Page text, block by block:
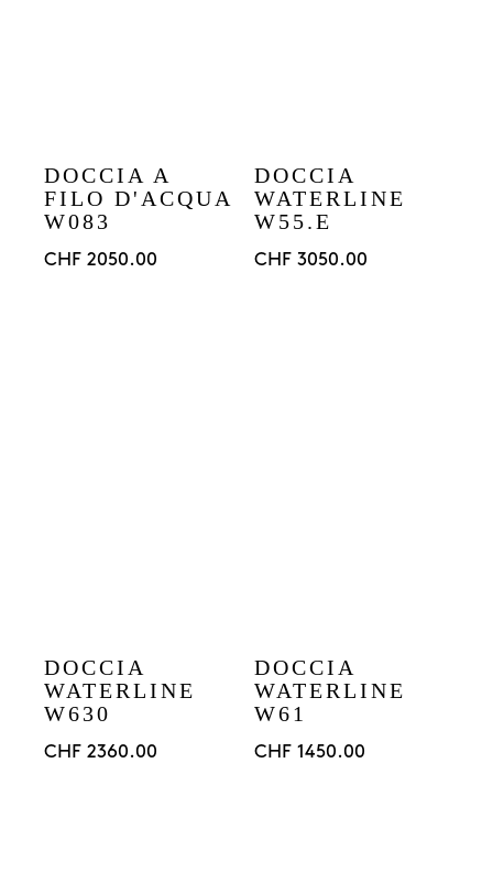
DOCCIA A
FILO D'ACQUA
W083
CHF 2050.00
DOCCIA
WATERLINE
W55.E
CHF 3050.00
DOCCIA
WATERLINE
W630
CHF 2360.00
DOCCIA
WATERLINE
W61
CHF 1450.00